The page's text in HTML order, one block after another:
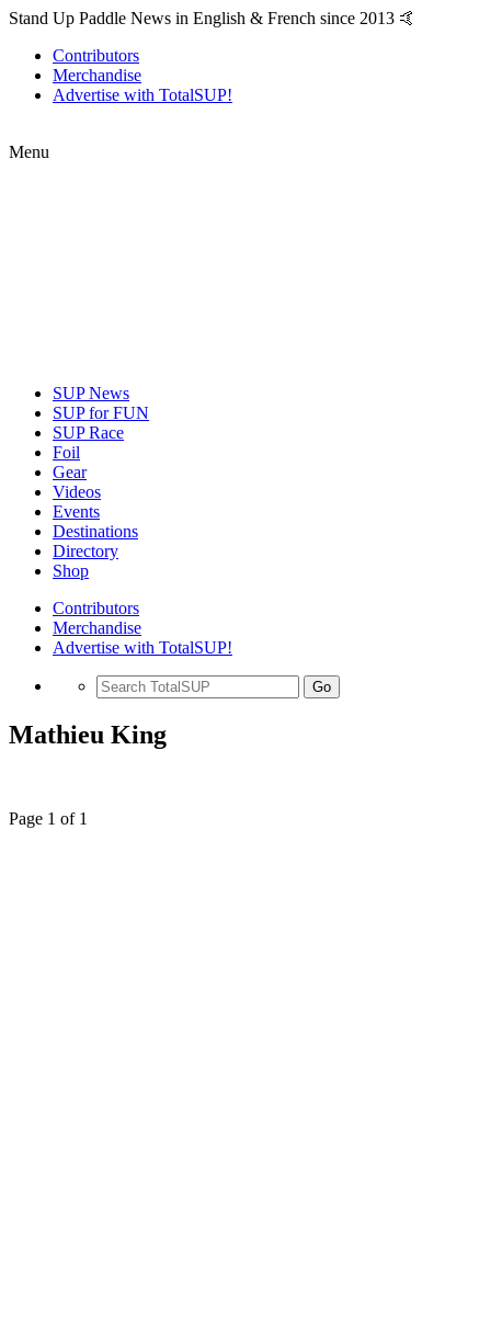
Stand Up Paddle News in English & French since 2013 🤙
Contributors
Merchandise
Advertise with TotalSUP!
Menu
SUP News
SUP for FUN
SUP Race
Foil
Gear
Videos
Events
Destinations
Directory
Shop
Contributors
Merchandise
Advertise with TotalSUP!
Go
Mathieu King
Page 1 of 1